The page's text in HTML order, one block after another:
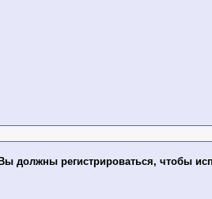
должны регистрироваться, чтобы